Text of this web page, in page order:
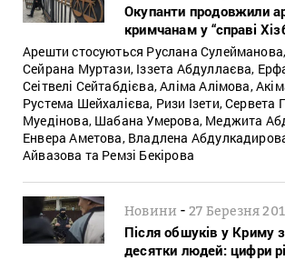
Окупанти продовжили
кримчанам у “справі
Арешти стосуються Руслана
Сейрана Муртази, Іззета Абдуллаєва,
Сеітвелі Сейтабдієва, Аліма Алімова,
Рустема Шейхалієва, Ризи Ізети, Сервета
Муедінова, Шабана Умерова, Меджита
Енвера Аметова, Владлена
Айвазова та Ремзі Бекірова
Новини -27 Березня
Після обшуків у Криму
десятки людей: цифри